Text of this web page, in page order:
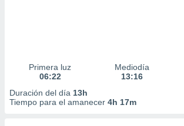
Primera luz
06:22
Mediodía
13:16
Duración del día 13h
Tiempo para el amanecer 4h 17m